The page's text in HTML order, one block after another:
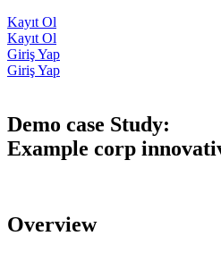
Kayıt Ol
Kayıt Ol
Giriş Yap
Giriş Yap
Demo case Study:
Example corp
Overview